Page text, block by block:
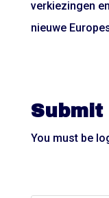
verkiezingen
nieuwe
Submit
You must be